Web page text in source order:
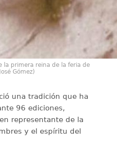
la primera reina de la feria de
Gómez)
una tradición que ha
96 ediciones,
representante de la
y el espíritu del